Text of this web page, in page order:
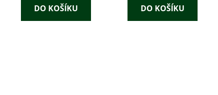
DO KOŠÍKU DO KOŠÍKU